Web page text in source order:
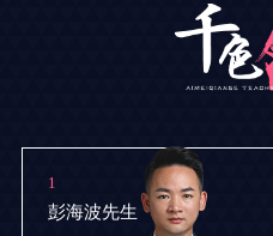
1
彭海波先生